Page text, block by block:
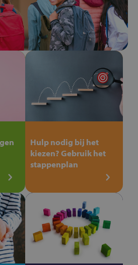
Hulp nodig bij het
kiezen? Gebruik het
stappenplan